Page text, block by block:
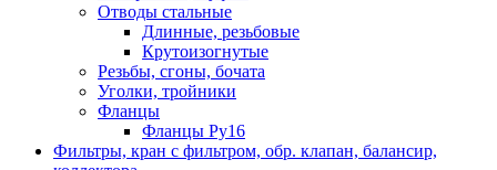
Отводы стальные
Длинные, резьбовые
Крутоизогнутые
Резьбы, сгоны, бочата
Уголки, тройники
Фланцы
Фланцы Ру16
Фильтры, кран с фильтром, обр. клапан, балансир,